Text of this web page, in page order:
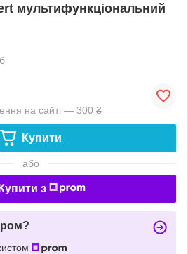
мультифункціональний
на сайті — 300 ₴
Купити
або
Купити з